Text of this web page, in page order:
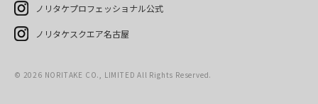
ノリタケプロフェッショナル公式
ノリタケスクエア名古屋
© 2026 NORITAKE CO., LIMITED All Rights Reserved.